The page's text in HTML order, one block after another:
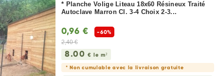
* Planche Volige Liteau 18x60 Résineux Traité
Autoclave Marron Cl. 3-4 Choix 2-3...
0,96 €
-60%
2,40 €
8.00 € le m²
* Non cumulable avec la livraison gratuite